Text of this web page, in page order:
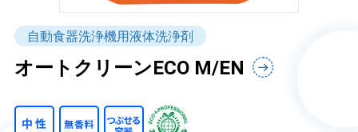
自動食器洗浄機用液体洗浄剤
オートクリーンECO M/EN